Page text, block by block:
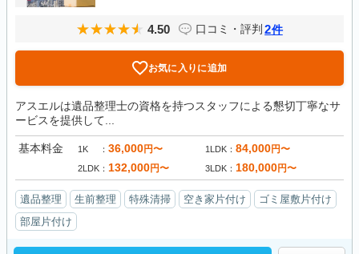
4.50 口コミ・評判 2件
お気に入りに追加
アスエルは遺品整理士の資格を持つスタッフによる懇切丁寧なサ
ービスを提供して...
基本料金 1K 36,000円〜 1LDK 84,000円〜
2LDK 132,000円〜 3LDK 180,000円〜
遺品整理 生前整理 特殊清掃 空き家片付け
ゴミ屋敷片付け
部屋片付け